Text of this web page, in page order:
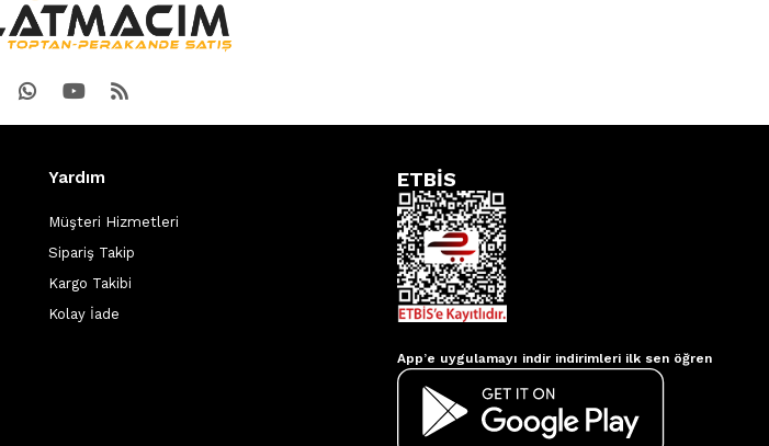
Yardım
Müşteri Hizmetleri
Sipariş Takip
Kargo Takibi
Kolay İade
ETBİS
App’e uygulamayı indir indirimleri ilk sen öğren